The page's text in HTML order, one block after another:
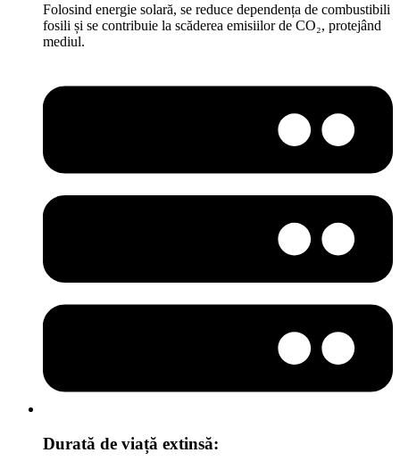
Folosind energie solară, se reduce dependența de combustibili
fosili și se contribuie la scăderea emisiilor de CO₂, protejând
mediul.
Durată de viață extinsă: